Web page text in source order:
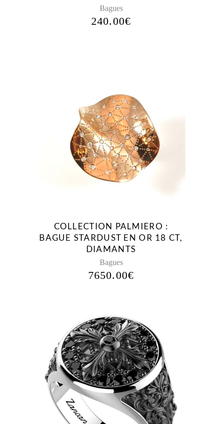
Bagues
240.00€
COLLECTION PALMIERO :
BAGUE STARDUST EN OR 18 CT,
DIAMANTS
Bagues
7650.00€